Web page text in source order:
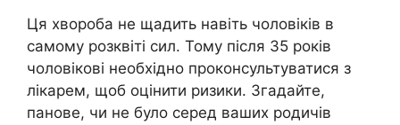
Ця хвороба не щадить навіть чоловіків в
самому розквіті сил. Тому після 35 років
чоловікові необхідно проконсультуватися з
лікарем, щоб оцінити ризики. Згадайте,
панове, чи не було серед ваших родичів